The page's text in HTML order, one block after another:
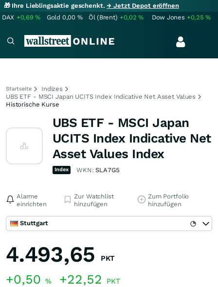
🎁 Ihre Lieblingsaktie geschenkt.→ Jetzt Depot eröffnen
DAX +0,69% Gold 0,00 % Öl (Brent) +0,02% Dow Jones +0,25%
Startseite
Indizes
UBS ETF - MSCI Japan UCITS Index Indicative Net Asset Values
Historische Kurse
UBS ETF - MSCI Japan
UCITS Index Indicative Net
Asset Values Index
Index WKN:SLA7G5
Alarme
einrichten
Zur Watchlist
hinzufügen
Zum Portfolio
hinzufügen
Stuttgart
4.493,65 PKT
+0,50 % +22,52 PKT